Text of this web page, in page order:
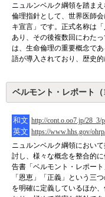
ニュルンベルク綱領を踏ま
倫理指針として、世界医師
キ宣言」です。正式名称は
あり、その後複数回にわた
は、生命倫理の重要概念で
語が導入されており、歴史
ベルモント・レポート（
和文 http://cont.o.oo7.jp/28_3/
英文 https://www.hhs.gov/
ニュルンベルク綱領におい
討し、様々な概念を整合的
告書「ベルモント・レポー
「恩恵」「正義」という三
を明確に定義しているほか